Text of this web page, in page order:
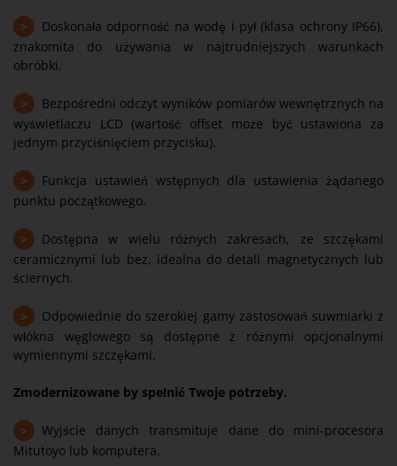
>
Doskonała odporność na wodę i pył (klasa ochrony IP66),
znakomita do używania w najtrudniejszych warunkach
obróbki.
>
Bezpośredni odczyt wyników pomiarów wewnętrznych na
wyświetlaczu LCD (wartość offset może być ustawiona za
jednym przyciśnięciem przycisku).
>
Funkcja ustawień wstępnych dla ustawienia żądanego
punktu początkowego.
>
Dostępna w wielu różnych zakresach, ze szczękami
ceramicznymi lub bez, idealna do detali magnetycznych lub
ściernych.
>
Odpowiednie do szerokiej gamy zastosowań suwmiarki z
włókna węglowego są dostępne z różnymi opcjonalnymi
wymiennymi szczękami.
Zmodernizowane by spełnić Twoje potrzeby.
>
Wyjście danych transmituje dane do mini-procesora
Mitutoyo lub komputera.